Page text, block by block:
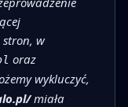
w
oraz
wykluczyć,
miała